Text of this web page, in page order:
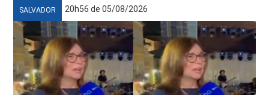
SALVADOR 20h56 de 05/08/2026